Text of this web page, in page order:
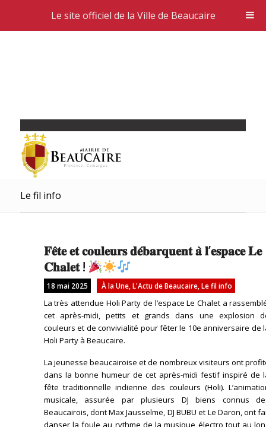
Le fil info
𝐅𝐞̂𝐭𝐞 𝐞𝐭 𝐜𝐨𝐮𝐥𝐞𝐮𝐫𝐬 𝐝𝐞́𝐛𝐚𝐫𝐪𝐮𝐞𝐧𝐭 𝐚̀ 𝐥’𝐞𝐬𝐩𝐚𝐜𝐞 𝐋𝐞
𝐂𝐡𝐚𝐥𝐞𝐭 !
18 mai 2025 À la Une, L'Actu de Beaucaire, Le fil info
La très attendue Holi Party de l’espace Le Chalet a
cet après-midi, petits et grands dans une explosion
couleurs et de convivialité pour fêter le 10e anniversaire de
Holi Party à Beaucaire.
La jeunesse beaucairoise et de nombreux visiteurs ont
dans la bonne humeur de cet après-midi festif inspiré de
fête traditionnelle indienne des couleurs (Holi).
musicale, assurée par plusieurs DJ biens connus
Beaucairois, dont Max Jausselme, DJ BUBU et Le Daron, ont
danser la foule au rythme de la musique électro tout au
Le site officiel de la Ville de Beaucaire